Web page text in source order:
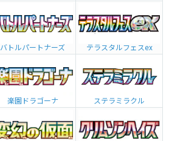
バトルパートナーズ テラスタルフェスex
楽園ドラゴーナ ステラミラクル